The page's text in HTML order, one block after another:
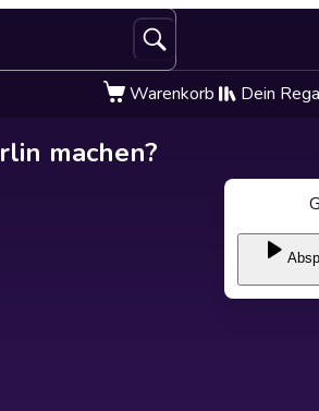
Warenkorb Dein
machen?